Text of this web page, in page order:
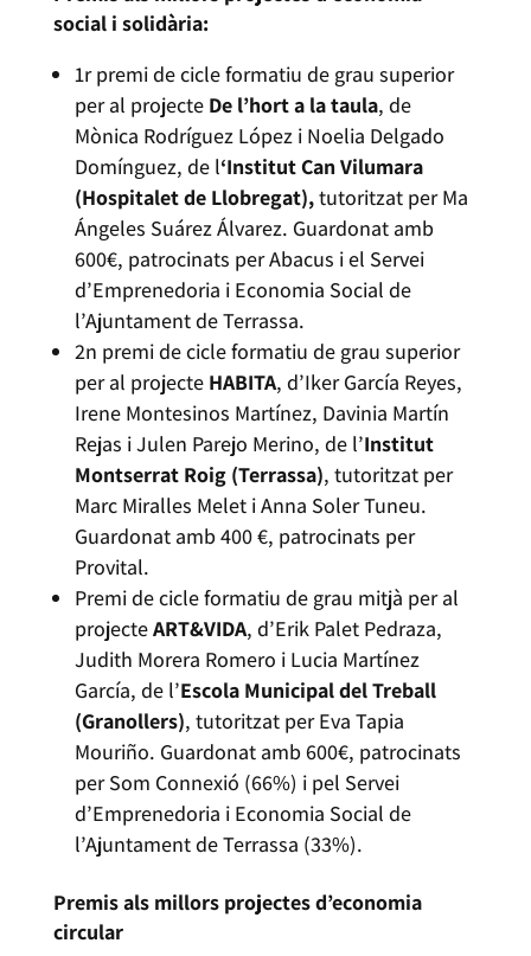
social i solidària:
1r premi de cicle formatiu de grau superior
per al projecte De l’hort a la taula, de
Mònica Rodríguez López i Noelia Delgado
Domínguez, de l‘Institut Can Vilumara
(Hospitalet de Llobregat),tutoritzat per Ma
Ángeles Suárez Álvarez. Guardonat amb
600€, patrocinats per Abacus i el Servei
d’Emprenedoria i Economia Social de
l’Ajuntament de Terrassa.
2n premi de cicle formatiu de grau superior
per al projecte HABITA, d’Iker García Reyes,
Irene Montesinos Martínez, Davinia Martín
Rejas i Julen Parejo Merino, de l’Institut
Montserrat Roig (Terrassa), tutoritzat per
Marc Miralles Melet i Anna Soler Tuneu.
Guardonat amb 400 €, patrocinats per
Provital.
Premi de cicle formatiu de grau mitjà per al
projecteART&VIDA, d’Erik Palet Pedraza,
Judith Morera Romero i Lucia Martínez
García, de l’Escola Municipal del Treball
(Granollers), tutoritzat per Eva Tapia
Mouriño. Guardonat amb 600€, patrocinats
per Som Connexió (66%) i pel Servei
d’Emprenedoria i Economia Social de
l’Ajuntament de Terrassa (33%).
Premis als millors projectes d’economia
circular